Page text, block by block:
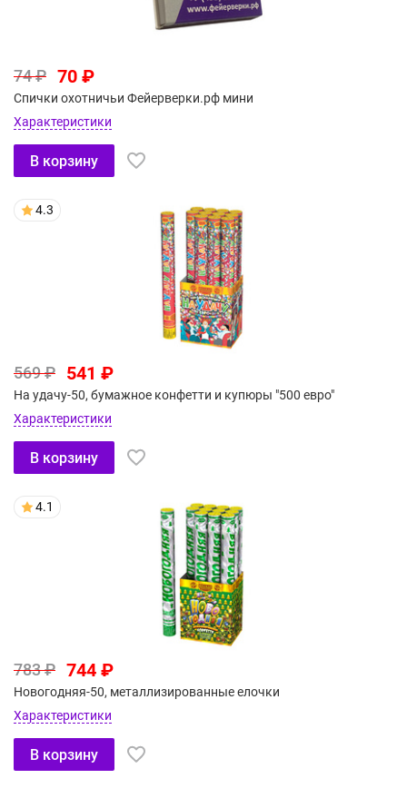
74 ₽ 70 ₽
Спички охотничьи Фейерверки.рф мини
Характеристики
В корзину
4.3
569 ₽ 541 ₽
На удачу-50, бумажное конфетти и купюры "500 евро"
Характеристики
В корзину
4.1
783 ₽ 744 ₽
Новогодняя-50, металлизированные елочки
Характеристики
В корзину